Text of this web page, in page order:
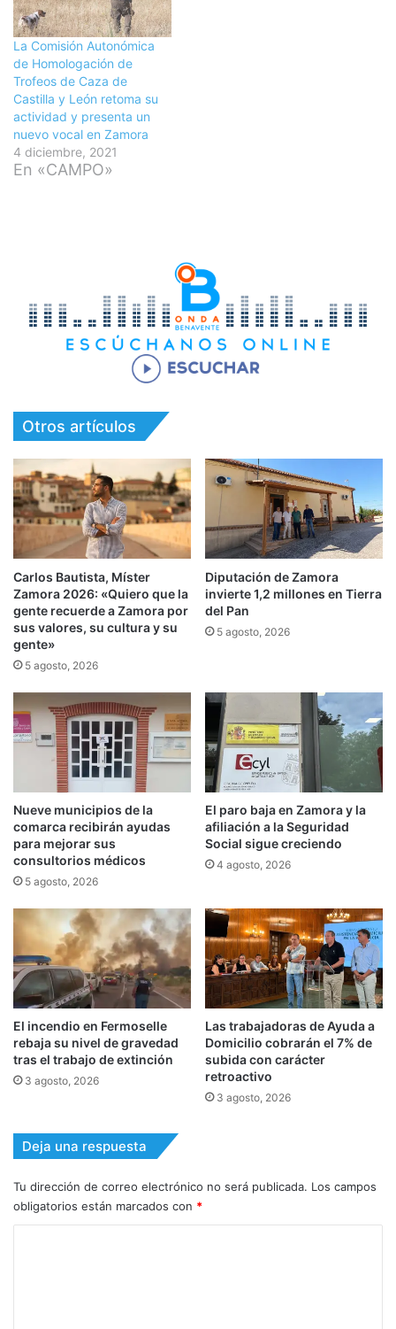
La Comisión Autonómica
de Homologación de
Trofeos de Caza de
Castilla y León retoma su
actividad y presenta un
nuevo vocal en Zamora
4 diciembre, 2021
En «CAMPO»
Otros artículos
Carlos Bautista, Míster
Zamora 2026: «Quiero que la
gente recuerde a Zamora por
sus valores, su cultura y su
gente»
5 agosto, 2026
Diputación de Zamora
invierte 1,2 millones en Tierra
del Pan
5 agosto, 2026
Nueve municipios de la
comarca recibirán ayudas
para mejorar sus
consultorios médicos
5 agosto, 2026
El paro baja en Zamora y la
afiliación a la Seguridad
Social sigue creciendo
4 agosto, 2026
El incendio en Fermoselle
rebaja su nivel de gravedad
tras el trabajo de extinción
3 agosto, 2026
Las trabajadoras de Ayuda a
Domicilio cobrarán el 7% de
subida con carácter
retroactivo
3 agosto, 2026
Deja una respuesta
Tu dirección de correo electrónico no será publicada. Los campos
obligatorios están marcados con *